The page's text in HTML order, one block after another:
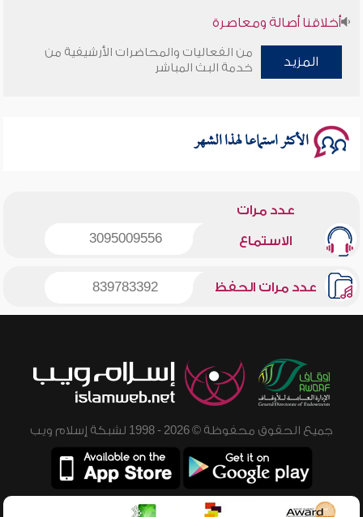
أخلاقنا أصالة ومعاصرة
وأمنهم من خوف 9
المزيد
من الفعاليات والمحاضرات الأرشيفية من
خدمة البث المباشر
الأكثر استماعا لهذا الشهر
عدد مرات
الاستماع 3095009556
عدد مرات الحفظ 839783392
جميع الحقوق محفوظة © 2026 - 1998 لشبكة إسلام ويب